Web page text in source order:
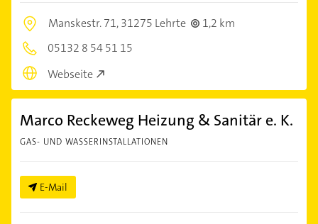
Manskestr. 71,31275 Lehrte
1,2 km
05132 8 54 51 15
Webseite
Marco Reckeweg Heizung & Sanitär e. K.
GAS- UND WASSERINSTALLATIONEN
E-Mail